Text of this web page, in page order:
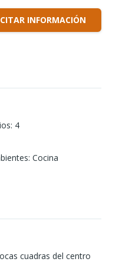
INFORMACIÓN
: 4
: Cocina
cuadras del centro